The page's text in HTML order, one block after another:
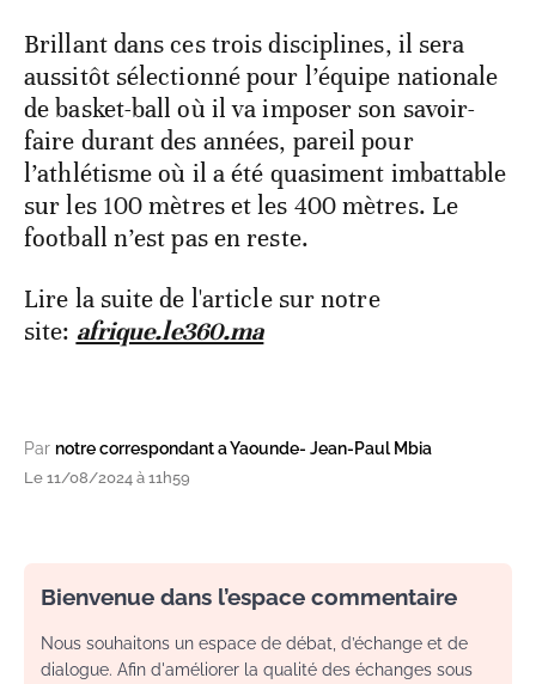
Brillant dans ces trois disciplines, il sera
aussitôt sélectionné pour l’équipe nationale
de basket-ball où il va imposer son savoir-
faire durant des années, pareil pour
l’athlétisme où il a été quasiment imbattable
sur les 100 mètres et les 400 mètres. Le
football n’est pas en reste.
Lire la suite de l'article sur notre
site: afrique.le360.ma
Par notre correspondant a Yaounde- Jean-Paul Mbia
Le 11/08/2024 à 11h59
Bienvenue dans l’espace commentaire
Nous souhaitons un espace de débat, d’échange et de
dialogue. Afin d'améliorer la qualité des échanges sous